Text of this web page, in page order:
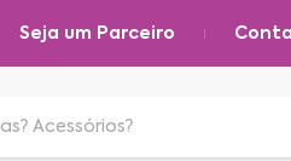
Seja um Parceiro